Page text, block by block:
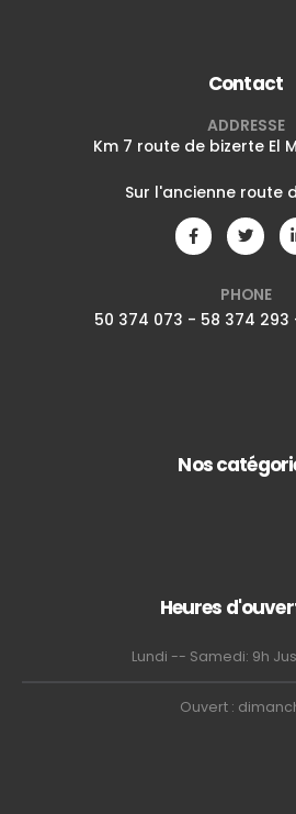
Contact
ADDRESSE
Km 7 route de bizerte El
Sur l'ancienne route
PHONE
50 374 073 - 58 374
Nos
Heures
Lundi -- Samedi: 9h
Ouvert :